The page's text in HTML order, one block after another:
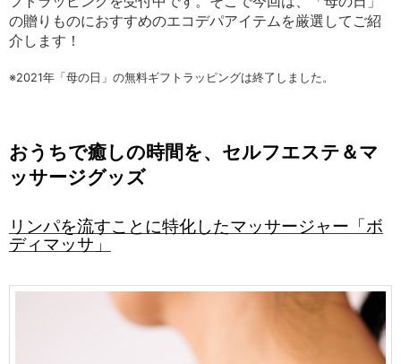
の贈りものにおすすめのエコデパアイテムを厳選してご紹
介します！
※2021年「母の日」の無料ギフトラッピングは終了しました。
おうちで癒しの時間を、セルフエステ＆マ
ッサージグッズ
リンパを流すことに特化したマッサージャー「ボ
ディマッサ」